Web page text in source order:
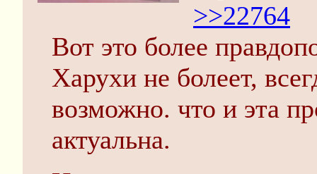
>>22764
Вот это более
Харухи не болеет,
возможно. что и эта
актуальна.